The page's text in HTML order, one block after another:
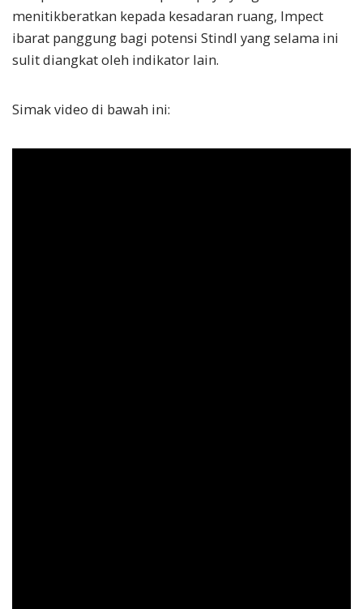
menitikberatkan kepada kesadaran ruang, Impect
ibarat panggung bagi potensi Stindl yang selama ini
sulit diangkat oleh indikator lain.
Simak video di bawah ini: